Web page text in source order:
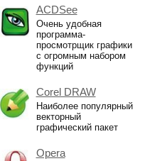
ACDSee
Очень удобная
программа-
просмотрщик графики
с огромным набором
функций
Corel DRAW
Наиболее популярный
векторный
графический пакет
Opera